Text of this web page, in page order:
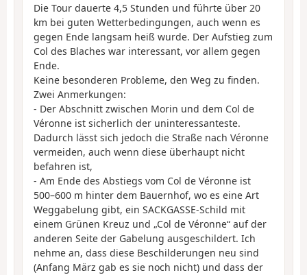
Die Tour dauerte 4,5 Stunden und führte über 20
km bei guten Wetterbedingungen, auch wenn es
gegen Ende langsam heiß wurde. Der Aufstieg zum
Col des Blaches war interessant, vor allem gegen
Ende.
Keine besonderen Probleme, den Weg zu finden.
Zwei Anmerkungen:
- Der Abschnitt zwischen Morin und dem Col de
Véronne ist sicherlich der uninteressanteste.
Dadurch lässt sich jedoch die Straße nach Véronne
vermeiden, auch wenn diese überhaupt nicht
befahren ist,
- Am Ende des Abstiegs vom Col de Véronne ist
500–600 m hinter dem Bauernhof, wo es eine Art
Weggabelung gibt, ein SACKGASSE-Schild mit
einem Grünen Kreuz und „Col de Véronne“ auf der
anderen Seite der Gabelung ausgeschildert. Ich
nehme an, dass diese Beschilderungen neu sind
(Anfang März gab es sie noch nicht) und dass der